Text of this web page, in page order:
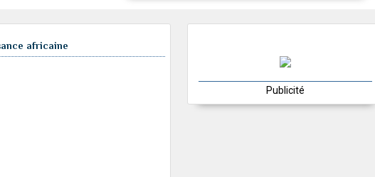
africaine
Publicité